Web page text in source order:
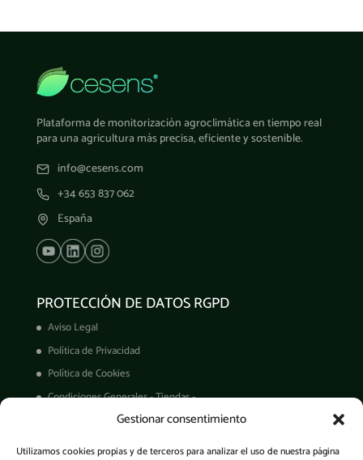
Gestionar consentimiento
Utilizamos cookies propias y de terceros para analizar el uso de nuestra página
Plataforma de monitorización agroclimática en tiempo real
para una agricultura más precisa, eficiente y sostenible.
info@cesens.com
+34 653 837 062
España
PROTECCIÓN DE DATOS RGPD
Aviso Legal
Política de Privacidad
Política de Cookies
Condiciones Generales - Tiendas -
Derechos ARCO
Condiciones de Venta